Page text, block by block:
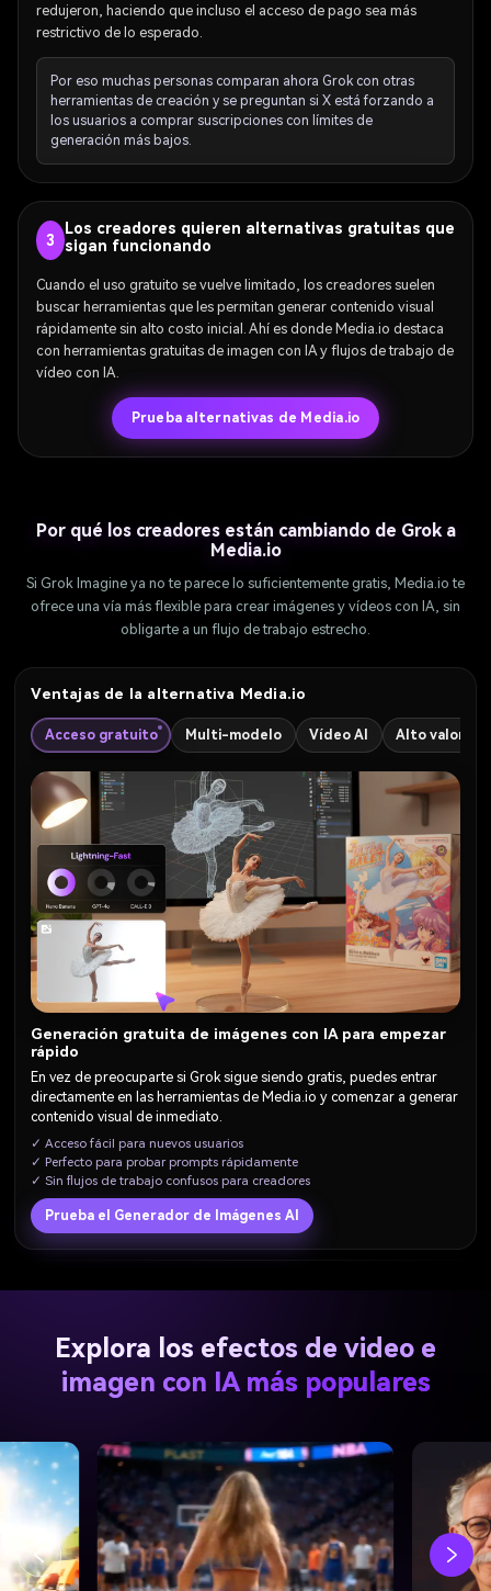
redujeron, haciendo que incluso el acceso de pago sea más
restrictivo de lo esperado.
Por eso muchas personas comparan ahora Grok con otras
herramientas de creación y se preguntan si X está forzando a
los usuarios a comprar suscripciones con límites de
generación más bajos.
3
Los creadores quieren alternativas gratuitas que
sigan funcionando
Cuando el uso gratuito se vuelve limitado, los creadores suelen
buscar herramientas que les permitan generar contenido visual
rápidamente sin alto costo inicial. Ahí es donde Media.io destaca
con herramientas gratuitas de imagen con IA y flujos de trabajo de
vídeo con IA.
Prueba alternativas de Media.io
Por qué los creadores están cambiando de Grok a
Media.io
Si Grok Imagine ya no te parece lo suficientemente gratis, Media.io te
ofrece una vía más flexible para crear imágenes y vídeos con IA, sin
obligarte a un flujo de trabajo estrecho.
Ventajas de la alternativa Media.io
Acceso gratuito Multi-modelo Vídeo AI Alto valor
Generación gratuita de imágenes con IA para empezar
rápido
En vez de preocuparte si Grok sigue siendo gratis, puedes entrar
directamente en las herramientas de Media.io y comenzar a generar
contenido visual de inmediato.
✓ Acceso fácil para nuevos usuarios
✓ Perfecto para probar prompts rápidamente
✓ Sin flujos de trabajo confusos para creadores
Prueba el Generador de Imágenes AI
Explora los efectos de video e
imagen con IA más populares